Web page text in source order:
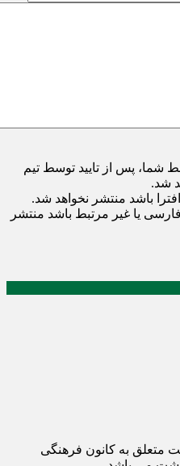
شما، پس از تایید توسط تیم
شد.
باشد منتشر نخواهد شد.
فارسی یا غیر مرتبط باشد منتشر
متعلق به کانون فرهنگی